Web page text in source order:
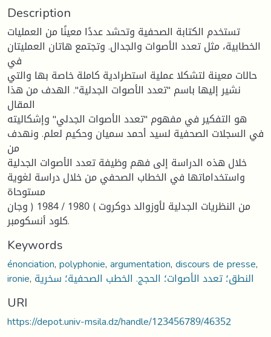
Description
تستخدم الكتابة الصحفية وتحشد عددًا معينًا من العمليات
الخطابية، مثل تعدد الأصوات والجدال. وتجتمع هاتان العمليتان
في
حالات معينة لتشكلا عملية استطرادية كاملة خاصة بها والتي
نشير إليها باسم "تعدد الأصوات الجدلية". الهدف من هذا
المقال
هو التفكير في مفهوم "تعدد الأصوات الجدلي" وإشكاليته
في السجلات الصحفية لسيد أحمد سميان وحكيم لعلم. ونهدف
من
خلال هذه الدراسة إلى فهم وظيفة تعدد الأصوات الجدلية
واستخداماتها في الخطاب الصحفي من خلال دراسة لغوية
مستوحاة
من النظريات الجدلية لأوزوالد دوكروت ) 1980 / 1984 ( وجان
كلود أنسكومبر.
Keywords
énonciation,polyphonie,argumentation,discours de presse,
ironie, النطق؛ تعدد الأصوات؛ الحجج. الخطب الصحفية؛ سخرية
URI
https://depot.univ-msila.dz/handle/123456789/46352